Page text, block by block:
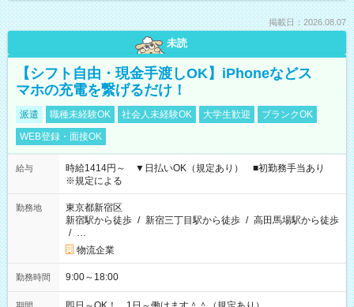
掲載日：2026.08.07
未読
【シフト自由・現金手渡しOK】iPhoneなどス
マホの充電を繋げるだけ！
派遣 職種未経験OK 社会人未経験OK 大学生歓迎
ブランクOK
WEB登録・面接OK
給与
時給1414円～ ▼日払いOK（規定あり） ■初勤務手当あり
※規定による
勤務地
東京都新宿区
新宿駅から徒歩 / 新宿三丁目駅から徒歩 / 高田馬場駅から徒歩
/ …
物流企業
勤務時間 9:00～18:00